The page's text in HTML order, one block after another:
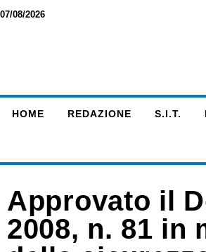
07/08/2026
HOME REDAZIONE S.I.T.
Approvato il
2008, n. 81 in